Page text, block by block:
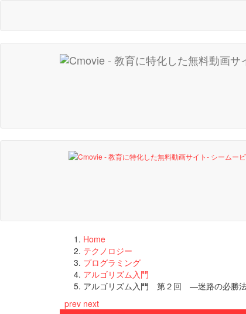
Home
テクノロジー
プログラミング
アルゴリズム入門
アルゴリズム入門 第２回 ―迷路の必勝法
prev next